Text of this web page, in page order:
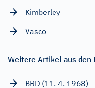
Kimberley
Vasco
Weitere Artikel aus den
BRD (11. 4. 1968)